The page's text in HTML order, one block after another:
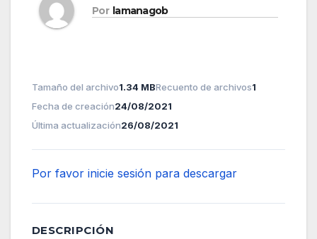
Por lamanagob
Tamaño del archivo1.34 MBRecuento de archivos1
Fecha de creación24/08/2021
Última actualización26/08/2021
Por favor inicie sesión para descargar
DESCRIPCIÓN